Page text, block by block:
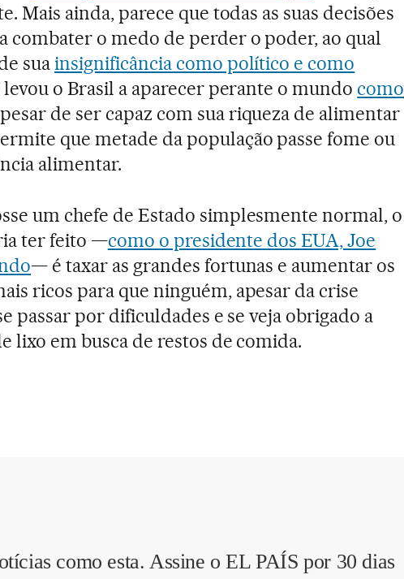
Mais ainda, parece que todas as suas decisões
combater o medo de perder o poder, ao qual
suainsignificância como político e como
levou o Brasil a aparecer perante o mundo como
de ser capaz com sua riqueza de alimentar
que metade da população passe fome ou
alimentar.
um chefe de Estado simplesmente normal, o
ter feito —como o presidente dos EUA, Joe
— é taxar as grandes fortunas e aumentar os
ricos para que ninguém, apesar da crise
passar por dificuldades e se veja obrigado a
lixo em busca de restos de comida.
como esta. Assine o EL PAÍS por 30 dias